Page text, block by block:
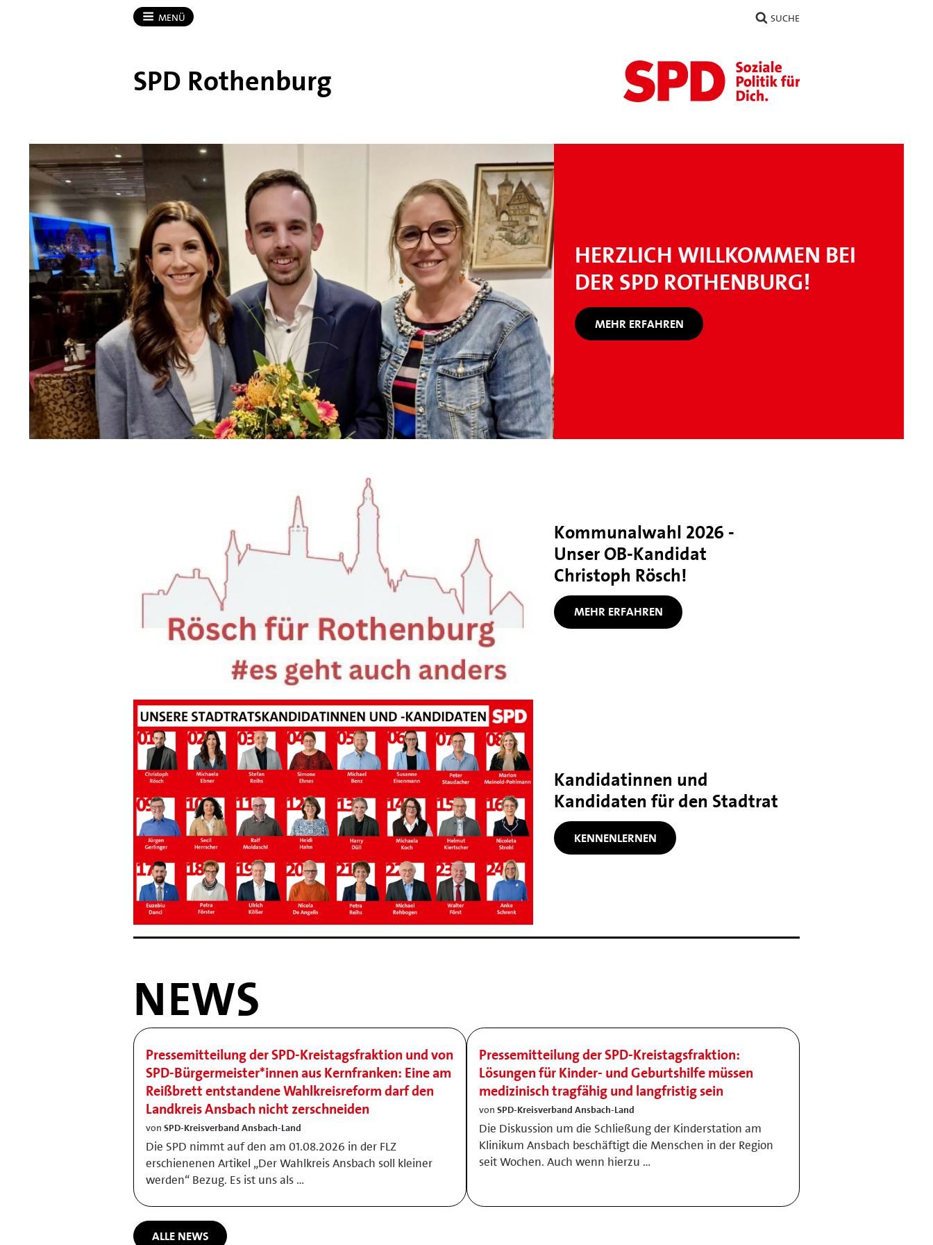
MENÜ SUCHE
SPD Rothenburg
HERZLICH WILLKOMMEN BEI
DER SPD ROTHENBURG!
MEHR ERFAHREN
Kommunalwahl 2026 -
Unser OB-Kandidat
Christoph Rösch!
MEHR ERFAHREN
Kandidatinnen und
Kandidaten für den Stadtrat
KENNENLERNEN
NEWS
Pressemitteilung der SPD-Kreistagsfraktion und von
SPD-Bürgermeister*innen aus Kernfranken: Eine am
Reißbrett entstandene Wahlkreisreform darf den
Landkreis Ansbach nicht zerschneiden
von SPD-Kreisverband Ansbach-Land
Die SPD nimmt auf den am 01.08.2026 in der FLZ
erschienenen Artikel „Der Wahlkreis Ansbach soll kleiner
werden“ Bezug. Es ist uns als …
Pressemitteilung der SPD-Kreistagsfraktion:
Lösungen für Kinder- und Geburtshilfe müssen
medizinisch tragfähig und langfristig sein
von SPD-Kreisverband Ansbach-Land
Die Diskussion um die Schließung der Kinderstation am
Klinikum Ansbach beschäftigt die Menschen in der Region
seit Wochen. Auch wenn hierzu …
ALLE NEWS